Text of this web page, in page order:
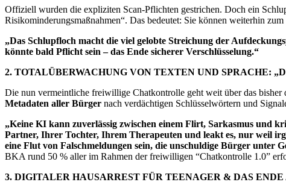
Offiziell wurden die expliziten Scan-Pflichten gestrichen. Doch ein
Risikominderungsmaßnahmen“. Das bedeutet: Sie können weiterhin
„Das Schlupfloch macht die viel gelobte Streichung der
könnte bald Pflicht sein – das Ende sicherer Verschlüsselung.“
2. TOTALÜBERWACHUNG VON TEXTEN UND SPRACHE:
Die nun vermeintliche freiwillige Chatkontrolle geht weit über das
Metadaten aller Bürger nach verdächtigen Schlüsselwörtern und
„Keine KI kann zuverlässig zwischen einem Flirt, Sarkasmus und
Partner, Ihrer Tochter, Ihrem Therapeuten und leakt es, nur weil
eine Flut von Falschmeldungen sein, die unschuldige Bürger unter
BKA rund 50 % aller im Rahmen der freiwilligen “Chatkontrolle 1.0”
3. DIGITALER HAUSARREST FÜR TEENAGER & DAS